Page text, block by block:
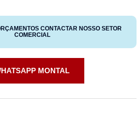
CONTACTAR NOSSO SETOR
COMERCIAL
MONTAL